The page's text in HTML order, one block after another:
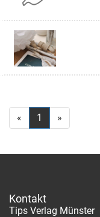
« 1 »
Kontakt
Tips Verlag Münster